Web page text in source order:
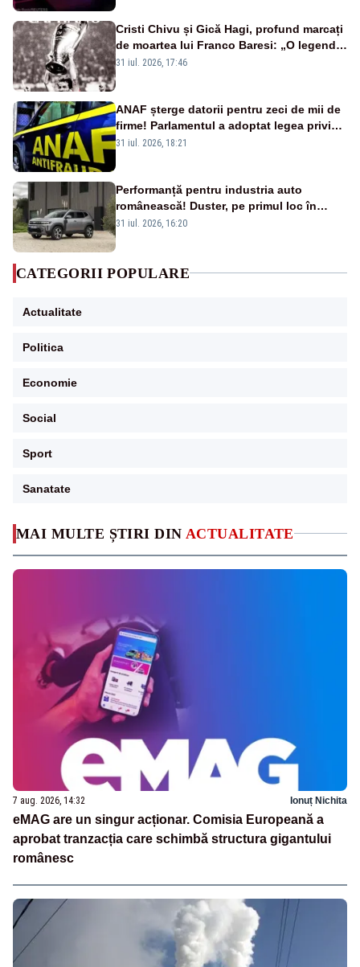
MAI MULTE ȘTIRI DIN ACTUALITATE
7 aug. 2026, 14:32 Ionuț Nichita
eMAG are un singur acționar. Comisia Europeană a
aprobat tranzacția care schimbă structura gigantului
românesc
Cristi Chivu și Gică Hagi, profund marcați
de moartea lui Franco Baresi: „O legendă
a fotbalului mondial”
31 iul. 2026, 17:46
ANAF șterge datorii pentru zeci de mii de
firme! Parlamentul a adoptat legea privind
amnistia fiscală
31 iul. 2026, 18:21
Performanță pentru industria auto
românească! Duster, pe primul loc în
topul vânzărilor din Ucraina
31 iul. 2026, 16:20
CATEGORII POPULARE
Actualitate
Politica
Economie
Social
Sport
Sanatate